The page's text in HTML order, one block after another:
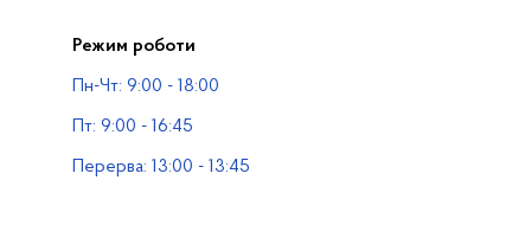
Публічна інформація
Водогосподарські організації
Режим роботи
Пн-Чт: 9:00 - 18:00
Пт: 9:00 - 16:45
Перерва: 13:00 - 13:45